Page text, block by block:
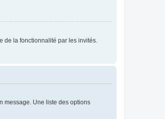
de la fonctionnalité par les invités.
message. Une liste des options